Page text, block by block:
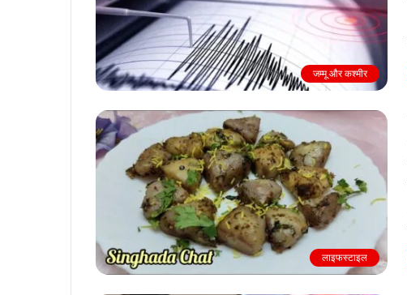
जम्मू और कश्मीर
लाइफस्टाइल